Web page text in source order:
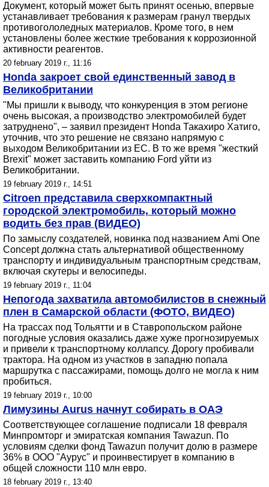
Документ, который может быть принят осенью, впервые
устанавливает требования к размерам гранул твердых
противогололедных материалов. Кроме того, в нем
установлены более жесткие требования к коррозионной
активности реагентов.
20 february 2019 г., 11:16
Honda закроет свой единственный завод в
Великобритании
"Мы пришли к выводу, что конкуренция в этом регионе
очень высокая, а производство электромобилей будет
затруднено", – заявил президент Honda Такахиро Хатиго,
уточнив, что это решение не связано напрямую с
выходом Великобритании из ЕС. В то же время "жесткий
Brexit" может заставить компанию Ford уйти из
Великобритании.
19 february 2019 г., 14:51
Citroen представила сверхкомпактный
городской электромобиль, который можно
водить без прав (ВИДЕО)
По замыслу создателей, новинка под названием Ami One
Concept должна стать альтернативой общественному
транспорту и индивидуальным транспортным средствам,
включая скутеры и велосипеды.
19 february 2019 г., 11:04
Непогода захватила автомобилистов в снежный
плен в Самарской области (ФОТО, ВИДЕО)
На трассах под Тольятти и в Ставропольском районе
погодные условия оказались даже хуже прогнозируемых
и привели к транспортному коллапсу. Дорогу пробивали
трактора. На одном из участков в западню попала
маршрутка с пассажирами, помощь долго не могла к ним
пробиться.
19 february 2019 г., 10:00
Лимузины Aurus начнут собирать в ОАЭ
Соответствующее соглашение подписали 18 февраля
Минпромторг и эмиратская компания Tawazun. По
условиям сделки фонд Tawazun получит долю в размере
36% в ООО "Аурус" и проинвестирует в компанию в
общей сложности 110 млн евро.
18 february 2019 г., 13:40